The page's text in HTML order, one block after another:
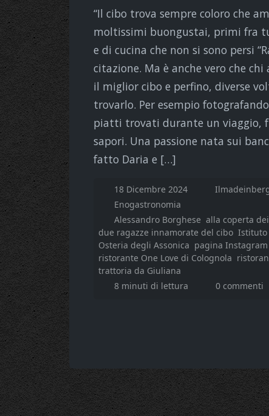
“Il cibo trova sempre coloro che
moltissimi buongustai, primi fra
e di cucina che non si sono persi
citazione. Ma è anche vero che
il miglior cibo e perfino, diverse
trovarlo. Per esempio
piatti trovati durante un viaggio,
sapori. Una passione nata sui
fatto Daria e […]
18 Dicembre 2024
Enogastronomia
Alessandro Borghese alla coperta
due ragazze innamorate del cibo Istituto
Osteria degli Assonica pagina
ristorante One Love di Colognola
trattoria da Giuliana
8 minuti di lettura
0 commenti